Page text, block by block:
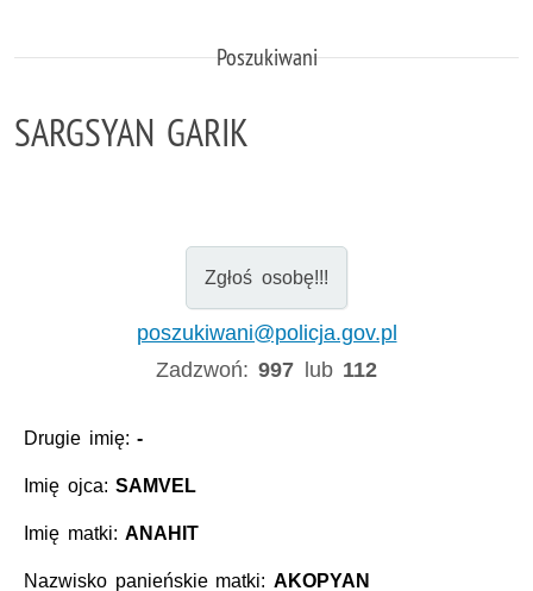
Poszukiwani
SARGSYAN GARIK
Zgłoś osobę!!!
poszukiwani@policja.gov.pl
Zadzwoń:997 lub 112
Drugie imię:-
Imię ojca:SAMVEL
Imię matki:ANAHIT
Nazwisko panieńskie matki: AKOPYAN